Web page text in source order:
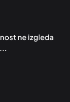
ne izgleda